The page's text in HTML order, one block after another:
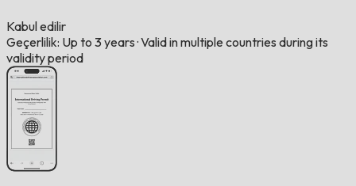
Kabul edilir
Geçerlilik: Up to 3 years ·Valid in multiple countries during its
validity period